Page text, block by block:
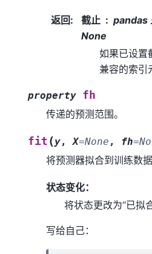
返回: 截止
pandas
None
如果已设置
兼容的索引
property fh
传递的预测范围。
fit (y,X=None , fh=
将预测器拟合到训练数据
状态变化：
将状态更改为“已拟合
写给自己：